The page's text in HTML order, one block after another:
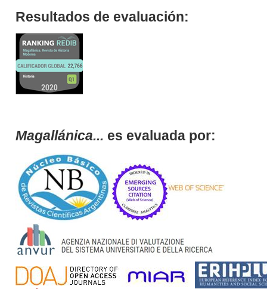
Resultados de evaluación:
Magallánica... es evaluada por: